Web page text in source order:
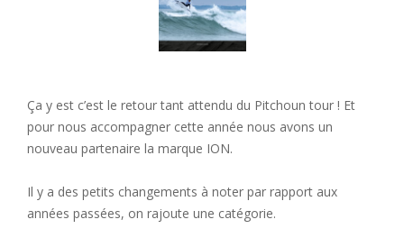
Ça y est c’est le retour tant attendu du Pitchoun tour ! Et
pour nous accompagner cette année nous avons un
nouveau partenaire la marque ION.
Il y a des petits changements à noter par rapport aux
années passées, on rajoute une catégorie.